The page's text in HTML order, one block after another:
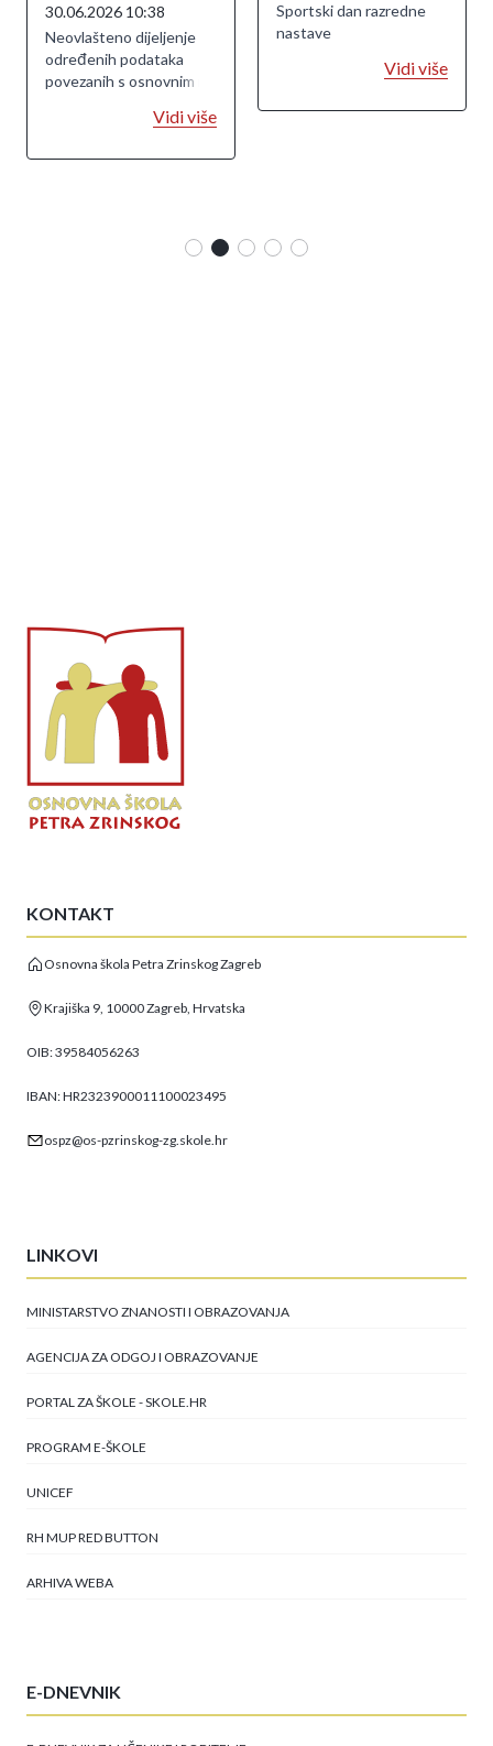
30.06.2026 10:38
Neovlašteno dijeljenje
određenih podataka
povezanih s osnovnim i
Vidi više
Sportski dan razredne
nastave
Vidi više
KONTAKT
Osnovna škola Petra Zrinskog Zagreb
Krajiška 9, 10000 Zagreb, Hrvatska
OIB: 39584056263
IBAN: HR2323900011100023495
ospz@os-pzrinskog-zg.skole.hr
LINKOVI
MINISTARSTVO ZNANOSTI I OBRAZOVANJA
AGENCIJA ZA ODGOJ I OBRAZOVANJE
PORTAL ZA ŠKOLE - SKOLE.HR
PROGRAM E-ŠKOLE
UNICEF
RH MUP RED BUTTON
ARHIVA WEBA
E-DNEVNIK